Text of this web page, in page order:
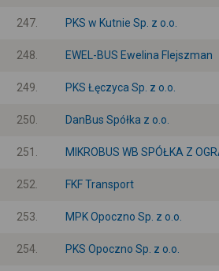
247. PKS w Kutnie Sp. z o.o.
248. EWEL-BUS Ewelina Flejszman
249. PKS Łęczyca Sp. z o.o.
250. DanBus Spółka z o.o.
251. MIKROBUS WB SPÓŁKA Z
252. FKF Transport
253. MPK Opoczno Sp. z o.o.
254. PKS Opoczno Sp. z o.o.